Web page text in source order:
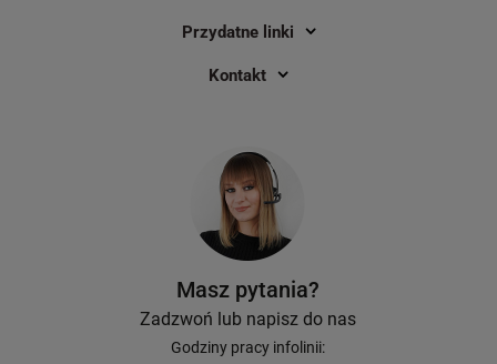
Przydatne linki
Kontakt
Masz pytania?
Zadzwoń lub napisz do nas
Godziny pracy infolinii: